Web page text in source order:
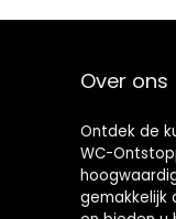
Over ons
Ontdek de
WC-
gemakkelijk